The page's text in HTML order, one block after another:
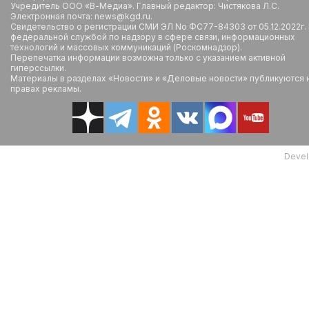
Учредитель ООО «В-Медиа». Главный редактор: Чистякова Л.С.
Электронная почта: news@kgd.ru.
Свидетельство о регистрации СМИ ЭЛ No ФС77-84303 от
федеральной службой по надзору в сфере связи, информационных
технологий и массовых коммуникаций (Роскомнадзор).
Перепечатка информации возможна только с указанием активной
гиперссылки.
Материалы в разделах «Новости» и «Деловые новости» публикуются
правах рекламы.